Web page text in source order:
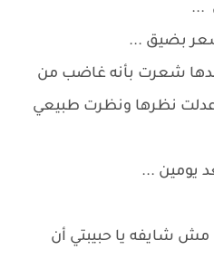
...
بضيق ...
شعرت بأنه غاضب من
نظرها ونظرت طبيعي
يومين ...
مش شايفه يا حبيبتي أن